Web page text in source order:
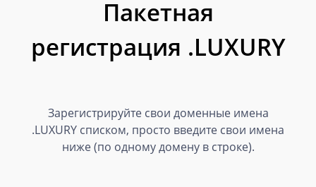
Пакетная
регистрация .LUXURY
Зарегистрируйте свои доменные имена
.LUXURY списком, просто введите свои имена
ниже (по одному домену в строке).